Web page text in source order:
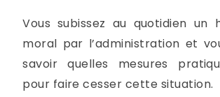
Vous subissez au quotidien un
moral par l’administration et
savoir quelles mesures
pour faire cesser cette situation.